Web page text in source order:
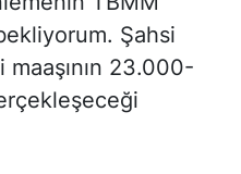
Şahsi
23.000-